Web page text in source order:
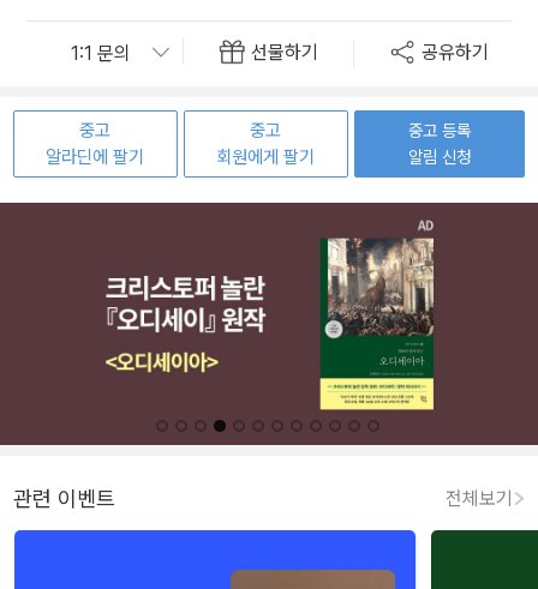
선물하기 공유하기
중고
알라딘에 팔기
중고
회원에게 팔기
중고 등록
알림 신청
관련 이벤트 전체보기